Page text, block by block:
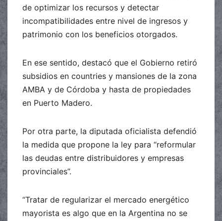
de optimizar los recursos y detectar
incompatibilidades entre nivel de ingresos y
patrimonio con los beneficios otorgados.
En ese sentido, destacó que el Gobierno retiró
subsidios en countries y mansiones de la zona
AMBA y de Córdoba y hasta de propiedades
en Puerto Madero.
Por otra parte, la diputada oficialista defendió
la medida que propone la ley para “reformular
las deudas entre distribuidores y empresas
provinciales”.
“Tratar de regularizar el mercado energético
mayorista es algo que en la Argentina no se